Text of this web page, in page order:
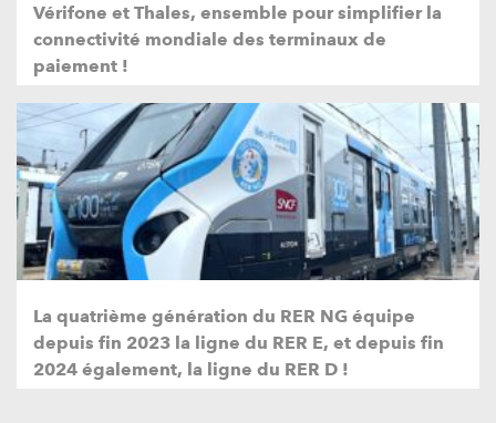
Vérifone et Thales, ensemble pour simplifier la
connectivité mondiale des terminaux de
paiement !
La quatrième génération du RER NG équipe
depuis fin 2023 la ligne du RER E, et depuis fin
2024 également, la ligne du RER D !